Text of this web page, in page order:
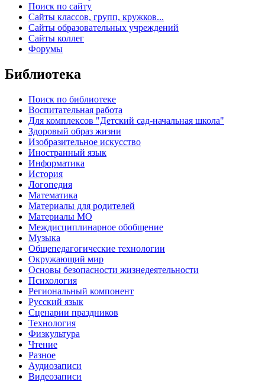
Поиск по сайту
Сайты классов, групп, кружков...
Сайты образовательных учреждений
Сайты коллег
Форумы
Библиотека
Поиск по библиотеке
Воспитательная работа
Для комплексов "Детский сад-начальная школа"
Здоровый образ жизни
Изобразительное искусство
Иностранный язык
Информатика
История
Логопедия
Математика
Материалы для родителей
Материалы МО
Междисциплинарное обобщение
Музыка
Общепедагогические технологии
Окружающий мир
Основы безопасности жизнедеятельности
Психология
Региональный компонент
Русский язык
Сценарии праздников
Технология
Физкультура
Чтение
Разное
Аудиозаписи
Видеозаписи